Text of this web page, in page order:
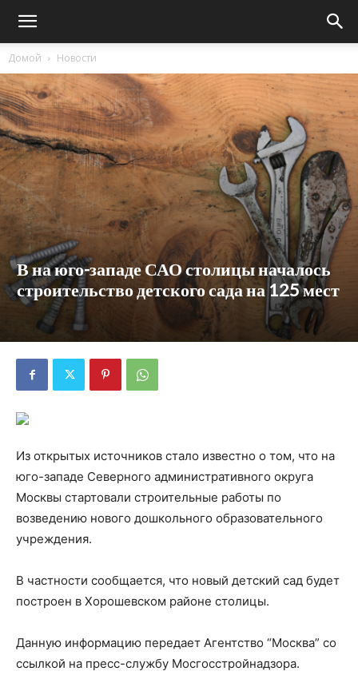
Домой Новости
В на юго-западе САО столицы началось
строительство детского сада на 125 мест
Из открытых источников стало известно о том, что на
юго-западе Северного административного округа
Москвы стартовали строительные работы по
возведению нового дошкольного образовательного
учреждения.
В частности сообщается, что новый детский сад будет
построен в Хорошевском районе столицы.
Данную информацию передает Агентство “Москва” со
ссылкой на пресс-службу Мосгосстройнадзора.